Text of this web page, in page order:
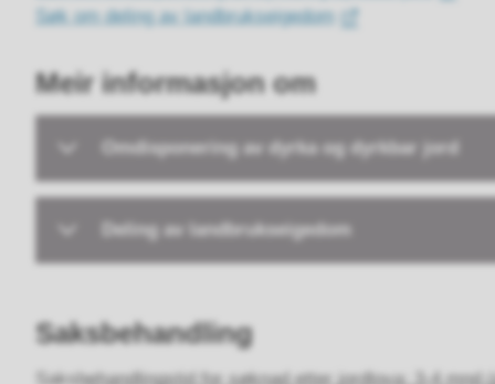
Søk om deling av landbrukseigedom
Meir informasjon om
Omdisponering av dyrka og dyrkbar jord
Deling av landbrukseigedom
Saksbehandling
Saksbehandlingstid for søknad etter jordlova: 3-4 mnd